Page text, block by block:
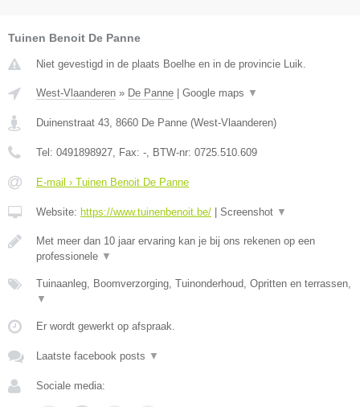
Tuinen Benoit De Panne
Niet gevestigd in de plaats Boelhe en in de provincie Luik.
West-Vlaanderen » De Panne Google maps ▼
Duinenstraat 43 8660 De Panne (West-Vlaanderen)
Tel: 0491898927 , Fax: - , BTW-nr: 0725.510.609
E-mail › Tuinen Benoit De Panne
Website: https://www.tuinenbenoit.be/ Screenshot ▼
Met meer dan 10 jaar ervaring kan je bij ons rekenen op een
professionele ▼
Tuinaanleg, Boomverzorging, Tuinonderhoud, Opritten en terrassen,
▼
Er wordt gewerkt op afspraak.
Laatste facebook posts ▼
Sociale media: